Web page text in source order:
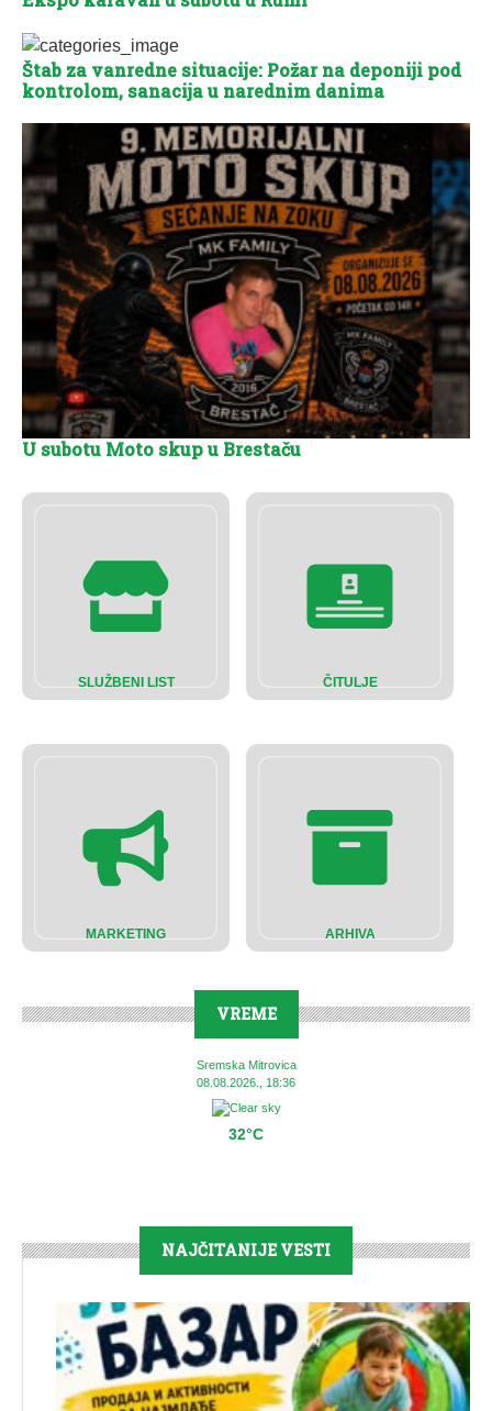
SLUŽBENI LIST ČITULJE
MARKETING ARHIVA
VREME
Sremska Mitrovica
08.08.2026., 18:36
32°C
Štab za vanredne situacije: Požar na deponiji pod
kontrolom, sanacija u narednim danima
U subotu Moto skup u Brestaču
NAJČITANIJE VESTI